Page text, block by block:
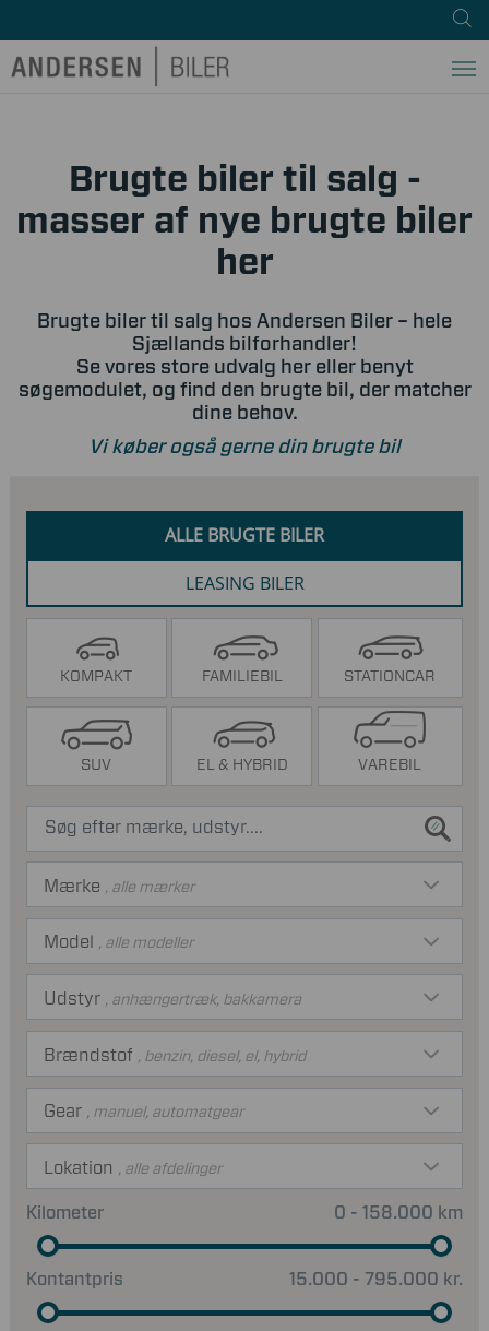
Brugte biler til salg -
masser af nye brugte biler
her
Brugte biler til salg hos Andersen Biler – hele
Sjællands bilforhandler!
Se vores store udvalg her eller benyt
søgemodulet, og find den brugte bil, der matcher
dine behov.
Vi køber også gerne din brugte bil
ALLE BRUGTE BILER
LEASING BILER
KOMPAKT FAMILIEBIL STATIONCAR
SUV EL & HYBRID VAREBIL
Kontantpris 15.000 - 795.000 kr.
Kilometer 0 - 158.000 km
Mærke , alle mærker
Model , alle modeller
Brændstof , benzin, diesel, el, hybrid
Gear , manuel, automatgear
Udstyr , anhængertræk, bakkamera
Lokation , alle afdelinger